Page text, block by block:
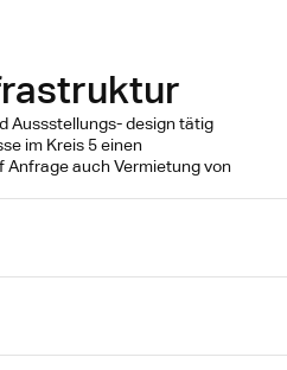
Aussstellungs- design tätig
im Kreis 5 einen
auch Vermietung von